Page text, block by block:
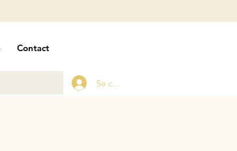
Contact
Se connecter